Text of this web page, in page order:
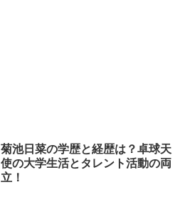
菊池日菜の学歴と経歴は？卓球天
使の大学生活とタレント活動の両
立！